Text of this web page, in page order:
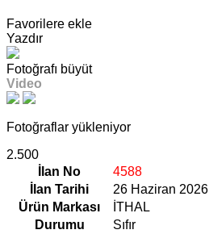
Favorilere ekle
Yazdır
Fotoğrafı büyüt
Video
Fotoğraflar yükleniyor
2.500
İlan No
4588
İlan Tarihi
26 Haziran 2026
Ürün Markası
İTHAL
Durumu
Sıfır